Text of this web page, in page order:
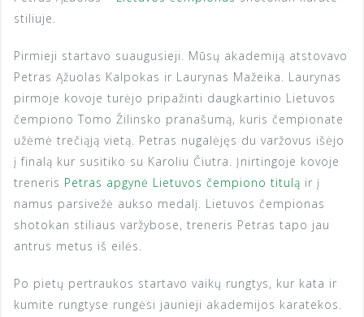
stiliuje.
Pirmieji startavo suaugusieji. Mūsų akademiją atstovavo
Petras Ąžuolas Kalpokas ir Laurynas Mažeika. Laurynas
pirmoje kovoje turėjo pripažinti daugkartinio Lietuvos
čempiono Tomo Žilinsko pranašumą, kuris čempionate
užėmė trečiąją vietą. Petras nugalėjęs du varžovus išėjo
į finalą kur susitiko su Karoliu Čiutra. Įnirtingoje kovoje
treneris Petras apgynė Lietuvos čempiono titulą ir į
namus parsivežė aukso medalį. Lietuvos čempionas
shotokan stiliaus varžybose, treneris Petras tapo jau
antrus metus iš eilės.
Po pietų pertraukos startavo vaikų rungtys, kur kata ir
kumite rungtyse rungėsi jaunieji akademijos karatekos.